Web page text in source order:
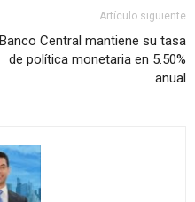
Artículo siguiente
Banco Central mantiene su tasa
de política monetaria en 5.50%
anual